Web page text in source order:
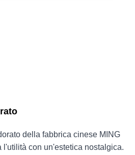
della fabbrica cinese MING
l'utilità con un'estetica nostalgica.